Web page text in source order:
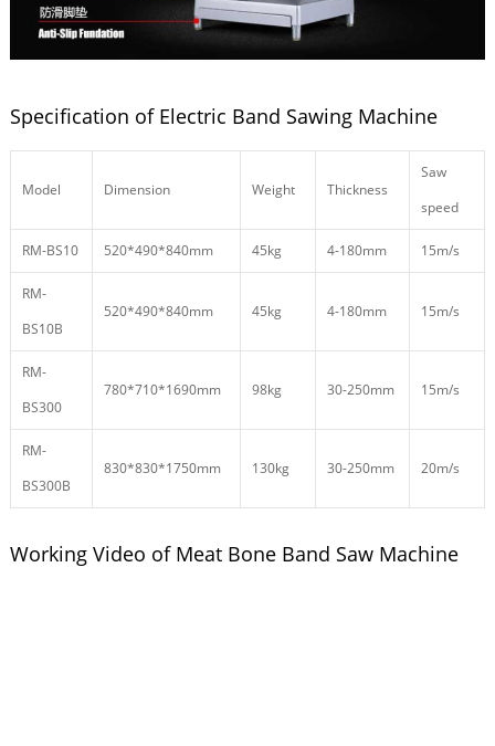
Specification of Electric Band Sawing Machine
Model Dimension Weight Thickness
Saw
speed
RM-BS10 520*490*840mm 45kg 4-180mm 15m/s
RM-
BS10B
520*490*840mm 45kg 4-180mm 15m/s
RM-
BS300
780*710*1690mm 98kg 30-250mm 15m/s
RM-
BS300B
830*830*1750mm 130kg 30-250mm 20m/s
Working Video of Meat Bone Band Saw Machine